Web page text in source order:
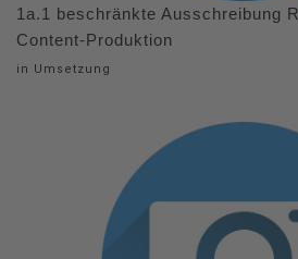
1a.1 beschränkte Ausschreibung
Content-Produktion
in Umsetzung